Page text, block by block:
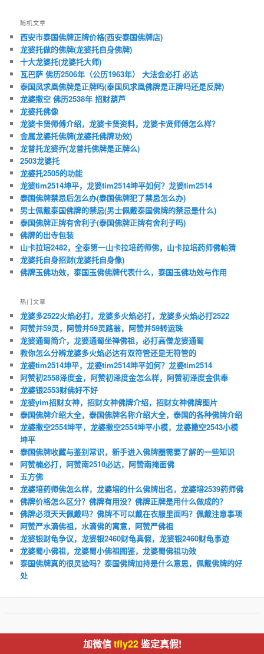
随机文章
西安市泰国佛牌正牌价格(西安泰国佛牌店)
龙婆托做的佛牌(龙婆托自身佛牌)
十大龙婆托(龙婆托大师)
瓦巴萨 佛历2506年（公历1963年） 大法会必打 必达
泰国凤求凰佛牌是正牌吗(泰国凤求凰佛牌是正牌吗还是反牌)
龙婆撒空 佛历2538年 招财葫芦
龙婆托佛像
龙婆卡贤师傅介绍，龙婆卡贤资料，龙婆卡贤师傅怎么样？
金属龙婆托佛牌(龙婆托佛牌功效)
龙普托龙婆乔(龙普托佛牌是正牌么)
2503龙婆托
龙婆托2505的功能
龙婆tim2514坤平，龙婆tim2514坤平如何？龙婆tim2514
泰国佛牌禁忌后怎么办(泰国佛牌犯了禁忌怎么办)
男士佩戴泰国佛牌的禁忌(男士佩戴泰国佛牌的禁忌是什么)
泰国佛牌正牌有舍利子(泰国佛牌正牌有舍利子吗)
佛牌的出寺包装
山卡拉培2482，全泰第一山卡拉培药师佛，山卡拉培药师佛帕猜
龙婆托自身招财(龙婆托自身像)
佛牌玉佛功效，泰国玉佛佛牌代表什么，泰国玉佛功效与作用
热门文章
龙婆多2522火焰必打，龙婆多火焰必打，龙婆多火焰必打2522
阿赞并59灵，阿赞并59灵路翁，阿赞并59转运珠
龙婆通蜀简介，龙婆通蜀坐禅佛祖，必打高僧龙婆通蜀
教你怎么分辨龙婆多火焰必达有双符管还是无符管的
龙婆tim2514坤平，龙婆tim2514坤平如何？龙婆tim2514
阿赞初2558泽度金，阿赞初泽度金怎么样，阿赞初泽度金供奉
龙婆银2553财佛好不好
龙婆yim招财女神，招财女神佛牌介绍，招财女神佛牌图片
泰国佛牌介绍大全，泰国佛牌名称介绍大全，泰国的各种佛牌介绍
龙婆撒空2554坤平，龙婆撒空2554坤平小模，龙婆撒空2543小模
坤平
泰国佛牌收藏与鉴别常识，新手进入佛牌圈需要了解的一些知识
阿赞楠必打，阿赞南2510必达，阿赞南掩面佛
五方佛
龙婆培药师佛怎么样，龙婆培的什么佛牌出名，龙婆培2539药师佛
佛牌价格怎么区分？佛牌有用没？佛牌正牌是用什么做成的？
佛牌必须天天佩戴吗？佛牌不可以戴在衣服里面吗？佩戴注意事项
阿赞严水滴佛祖，水滴佛的寓意，阿赞严佛祖
龙婆银财龟争议，龙婆银2460财龟真假，龙婆银2460财龟事迹
龙婆蜀小佛祖，龙婆蜀小佛祖图鉴，龙婆蜀佛祖功效
泰国佛牌真的很灵验吗？泰国佛牌加持是什么意思，佩戴佛牌的好
处
版权所有泰佛灵缘微信号：tfly22
加微信tfly22鉴定真假!